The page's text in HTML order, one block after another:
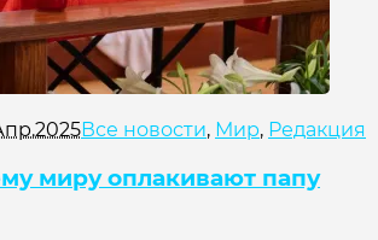
Все новости, Мир, Редакция
миру оплакивают папу